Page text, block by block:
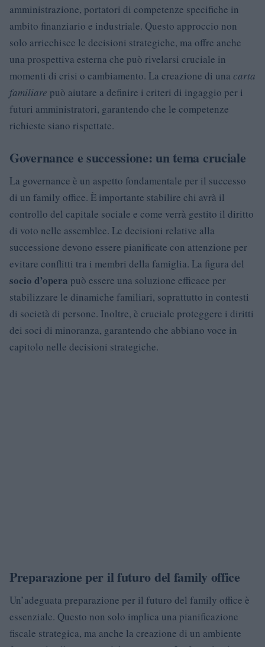
amministrazione, portatori di competenze specifiche in
ambito finanziario e industriale. Questo approccio non
solo arricchisce le decisioni strategiche, ma offre anche
una prospettiva esterna che può rivelarsi cruciale in
momenti di crisi o cambiamento. La creazione di una carta
familiare può aiutare a definire i criteri di ingaggio per i
futuri amministratori, garantendo che le competenze
richieste siano rispettate.
Governance e successione: un tema cruciale
La governance è un aspetto fondamentale per il successo
di un family office. È importante stabilire chi avrà il
controllo del capitale sociale e come verrà gestito il diritto
di voto nelle assemblee. Le decisioni relative alla
successione devono essere pianificate con attenzione per
evitare conflitti tra i membri della famiglia. La figura del
socio d’opera può essere una soluzione efficace per
stabilizzare le dinamiche familiari, soprattutto in contesti
di società di persone. Inoltre, è cruciale proteggere i diritti
dei soci di minoranza, garantendo che abbiano voce in
capitolo nelle decisioni strategiche.
Preparazione per il futuro del family office
Un’adeguata preparazione per il futuro del family office è
essenziale. Questo non solo implica una pianificazione
fiscale strategica, ma anche la creazione di un ambiente